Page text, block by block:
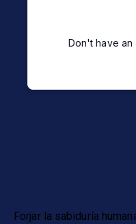
Don't have an
Forjar la sabiduría